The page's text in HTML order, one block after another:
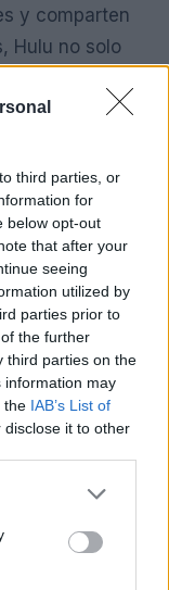
third parties, or
for
below opt-out
that after your
seeing
utilized by
parties prior to
the further
third parties on the
information may
the IAB’s List of
it to other
or more Google
You may click to
party tags to
in below Google
y comparten
Hulu no solo
Esto
el público y
En un entorno
nos deja varias
el potencial de
debe
de datos.